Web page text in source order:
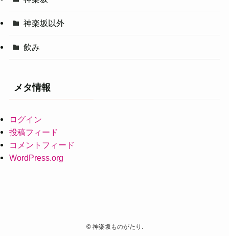
神楽坂以外
飲み
メタ情報
ログイン
投稿フィード
コメントフィード
WordPress.org
©神楽坂ものがたり.